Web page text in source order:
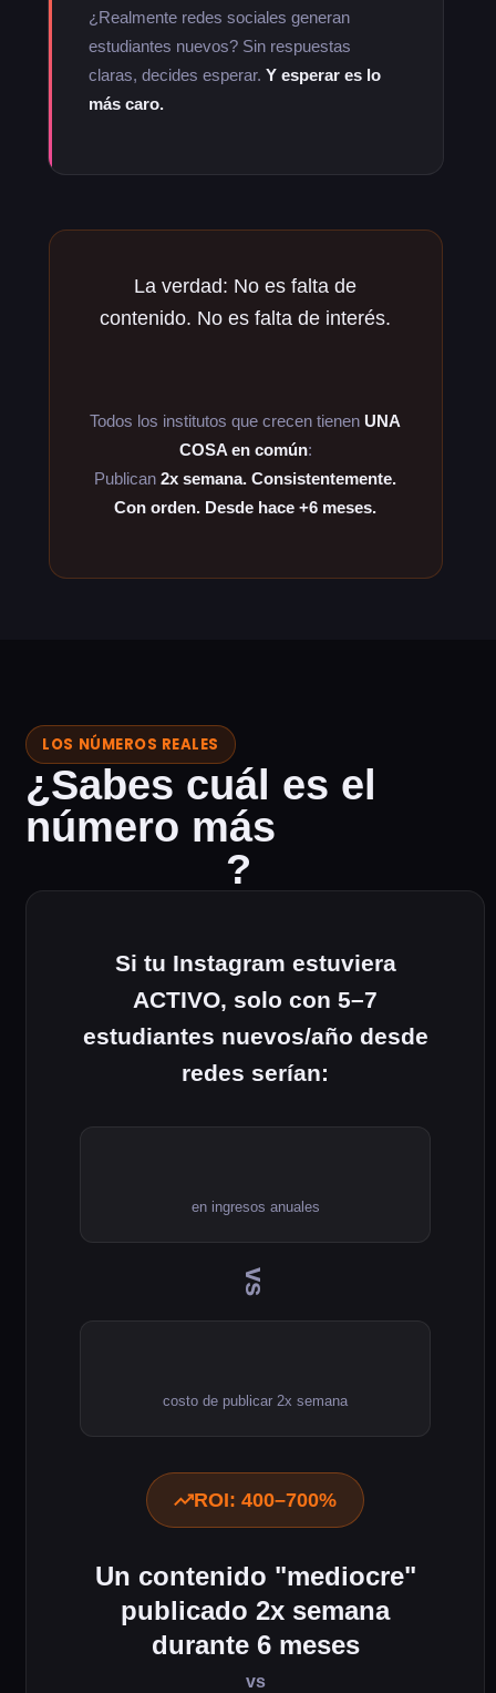
¿Realmente redes sociales generan
estudiantes nuevos? Sin respuestas
claras, decides esperar. Y esperar es lo
más caro.
La verdad: No es falta de
contenido. No es falta de interés.
Todos los institutos que crecen tienen UNA
COSA en común:
Publican2x semana. Consistentemente.
Con orden. Desde hace +6 meses.
LOS NÚMEROS REALES
¿Sabes cuál es el
número más
?
Si tu Instagram estuviera
ACTIVO, solo con 5–7
estudiantes nuevos/año desde
redes serían:
en ingresos anuales
vs
costo de publicar 2x semana
ROI: 400–700%
Un contenido "mediocre"
publicado 2x semana
durante 6 meses
vs